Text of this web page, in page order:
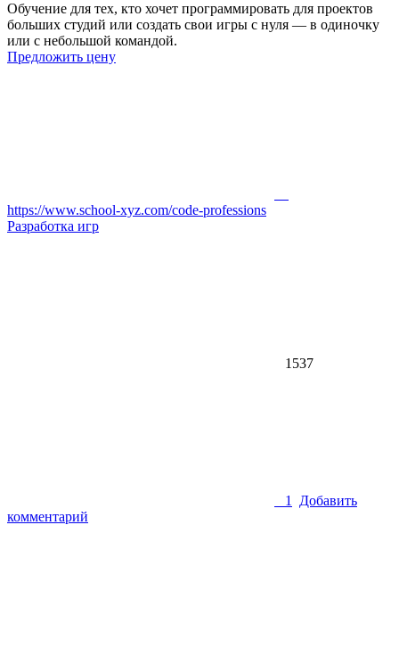
Обучение для тех, кто хочет программировать для проектов
больших студий или создать свои игры с нуля — в одиночку
или с небольшой командой.
Предложить цену
https://www.school-xyz.com/code-professions
Разработка игр
1537
1 Добавить
комментарий